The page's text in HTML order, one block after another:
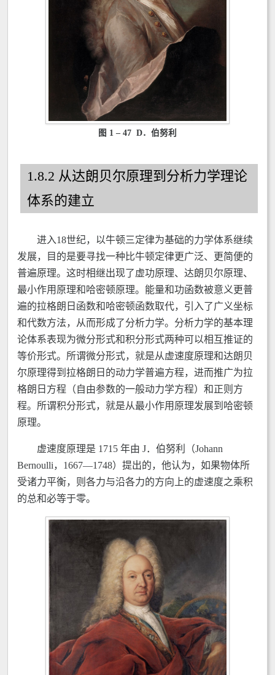
图 1 – 47 D．伯努利
1.8.2 从达朗贝尔原理到分析力学理论
体系的建立
进入18世纪，以牛顿三定律为基础的力学体系继续
发展，目的是要寻找一种比牛顿定律更广泛、更简便的
普遍原理。这时相继出现了虚功原理、达朗贝尔原理、
最小作用原理和哈密顿原理。能量和功函数被意义更普
遍的拉格朗日函数和哈密顿函数取代，引入了广义坐标
和代数方法，从而形成了分析力学。分析力学的基本理
论体系表现为微分形式和积分形式两种可以相互推证的
等价形式。所谓微分形式，就是从虚速度原理和达朗贝
尔原理得到拉格朗日的动力学普遍方程，进而推广为拉
格朗日方程（自由参数的一般动力学方程）和正则方
程。所谓积分形式，就是从最小作用原理发展到哈密顿
原理。
虚速度原理是 1715 年由 J．伯努利（Johann
Bernoulli，1667—1748）提出的，他认为，如果物体所
受诸力平衡，则各力与沿各力的方向上的虚速度之乘积
的总和必等于零。